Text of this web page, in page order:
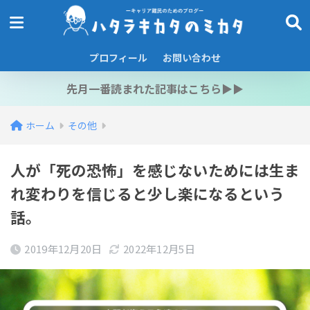
プロフィール お問い合わせ
先月一番読まれた記事はこちら▶︎▶︎
ホーム その他
人が「死の恐怖」を感じないためには生ま
れ変わりを信じると少し楽になるという
話。
2019年12月20日 2022年12月5日